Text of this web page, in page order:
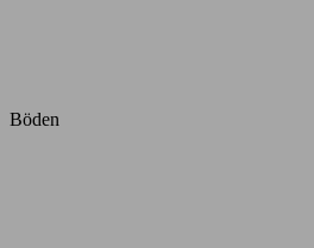
Böden